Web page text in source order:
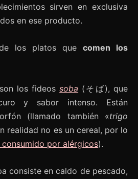
sirven en exclusiva
en ese producto.
los platos que comen los
los fideossoba (そば), que
y sabor intenso. Están
(llamado también «trigo
realidad no es un cereal, por lo
por alérgicos).
consiste en caldo de pescado,